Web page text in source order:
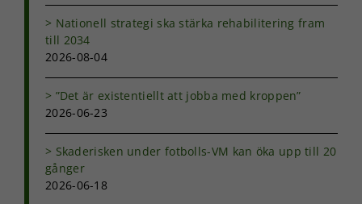
Nationell strategi ska stärka rehabilitering fram
till 2034
2026-08-04
”Det är existentiellt att jobba med kroppen”
2026-06-23
Skaderisken under fotbolls-VM kan öka upp till 20
gånger
2026-06-18
Genom att dela
med dig av dina
personligt
och erbjudanden.